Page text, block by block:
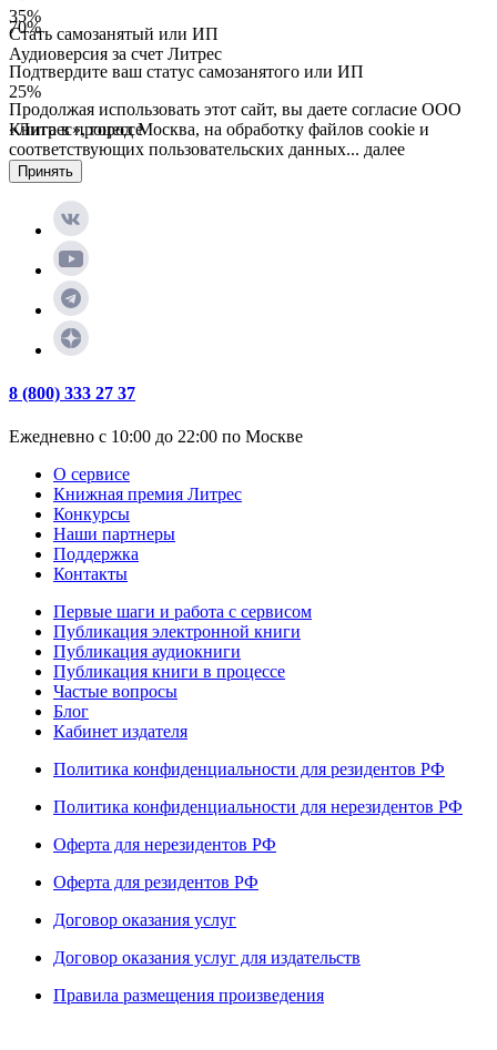
70%
35%
Аудиоверсия за счет Литрес
25%
Книга в процессе
70%
Стать самозанятый или ИП
Подтвердите ваш статус самозанятого или ИП
Продолжая использовать этот сайт, вы даете согласие ООО
«Литрес», город Москва, на обработку файлов cookie и
соответствующих пользовательских данных... далее
Принять
8 (800) 333 27 37
Ежедневно с 10:00 до 22:00 по Москве
О сервисе
Книжная премия Литрес
Конкурсы
Наши партнеры
Поддержка
Контакты
Первые шаги и работа с сервисом
Публикация электронной книги
Публикация аудиокниги
Публикация книги в процессе
Частые вопросы
Блог
Кабинет издателя
Политика конфиденциальности для резидентов РФ
Политика конфиденциальности для нерезидентов РФ
Оферта для нерезидентов РФ
Оферта для резидентов РФ
Договор оказания услуг
Договор оказания услуг для издательств
Правила размещения произведения